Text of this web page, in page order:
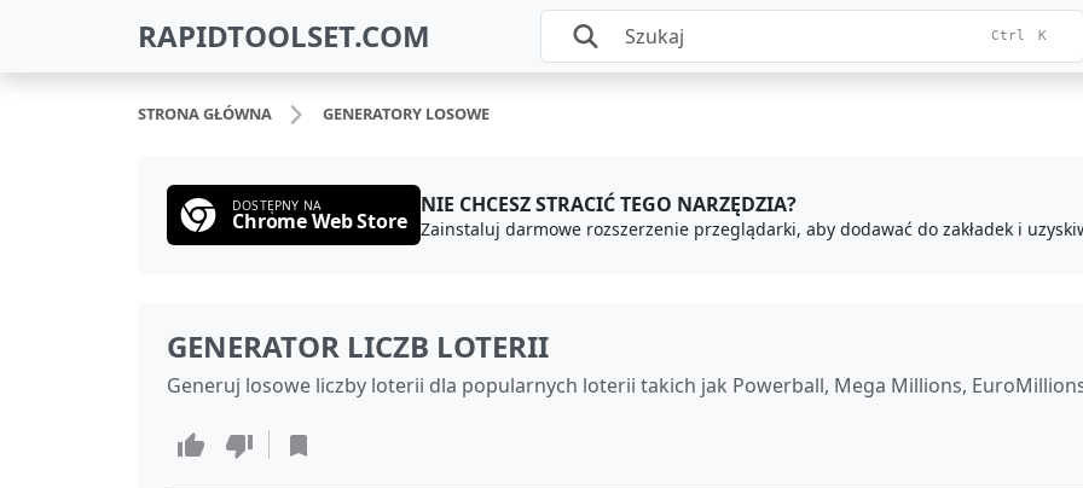
RAPIDTOOLSET.COM Ctrl K
STRONA GŁÓWNA GENERATORY LOSOWE
DOSTĘPNY NA
Chrome Web Store
NIE CHCESZ STRACIĆ TEGO NARZĘDZIA?
GENERATOR LICZB LOTERII
Generuj losowe liczby loterii dla popularnych loterii takich jak Powerball, Mega Millions,